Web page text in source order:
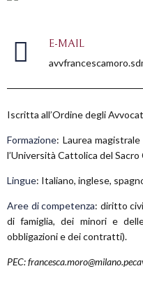
E-MAIL
Iscritta all’Ordine degli
Formazione: Laurea
l’Università Cattolica del
Lingue: Italiano, inglese,
Aree di competenza: diritto
di famiglia, dei minori e
obbligazioni e dei contratti).
PEC: